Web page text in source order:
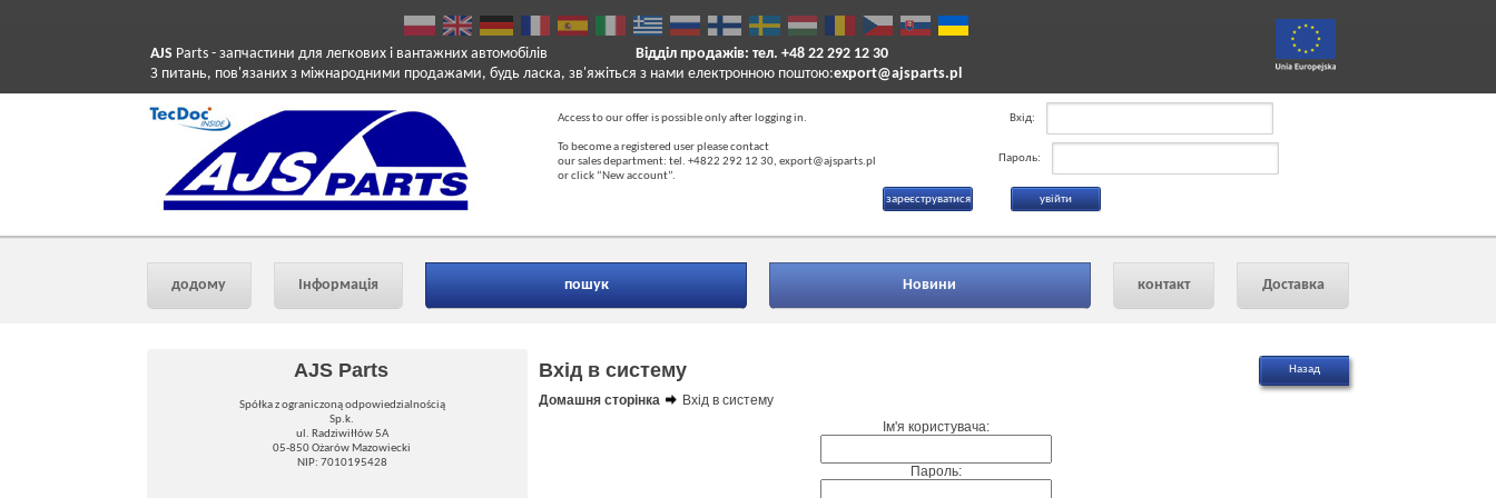
AJS Parts - запчастини для легкових і вантажних автомобілів
З питань, пов'язаних з міжнародними продажами, будь ласка, зв'яжіться з нами електронною поштою:export@ajsparts.pl
Відділ продажів: тел. +48 22 292 12 30
Access to our offer is possible only after logging in.
To become a registered user please contact
our sales department: tel. +4822 292 12 30, export@ajsparts.pl
or click “New account”.
Вхід:
Пароль:
зареєструватися
додому Інформація пошук Новини контакт Доставка
AJS Parts
Spółka z ograniczoną odpowiedzialnością
Sp.k.
ul. Radziwiłłów 5A
05-850 Ożarów Mazowiecki
NIP: 7010195428
Вхід в систему
Домашня сторінка
Вхід в систему
Ім'я користувача:
Пароль: